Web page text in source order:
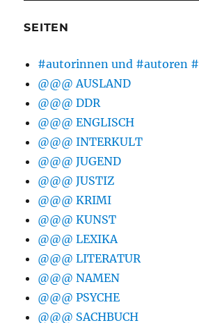
SEITEN
#autorinnen und #autoren #
@@@ AUSLAND
@@@ DDR
@@@ ENGLISCH
@@@ INTERKULT
@@@ JUGEND
@@@ JUSTIZ
@@@ KRIMI
@@@ KUNST
@@@ LEXIKA
@@@ LITERATUR
@@@ NAMEN
@@@ PSYCHE
@@@ SACHBUCH